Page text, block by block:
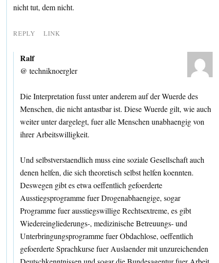
nicht tut, dem nicht.
REPLY LINK
Ralf
@ techniknoergler
Die Interpretation fusst unter anderem auf der Wuerde des
Menschen, die nicht antastbar ist. Diese Wuerde gilt, wie auch
weiter unter dargelegt, fuer alle Menschen unabhaengig von
ihrer Arbeitswilligkeit.
Und selbstverstaendlich muss eine soziale Gesellschaft auch
denen helfen, die sich theoretisch selbst helfen koennten.
Deswegen gibt es etwa oeffentlich gefoerderte
Ausstiegsprogramme fuer Drogenabhaengige, sogar
Programme fuer ausstiegswillige Rechtsextreme, es gibt
Wiedereingliederungs-, medizinische Betreuungs- und
Unterbringungsprogramme fuer Obdachlose, oeffentlich
gefoerderte Sprachkurse fuer Auslaender mit unzureichenden